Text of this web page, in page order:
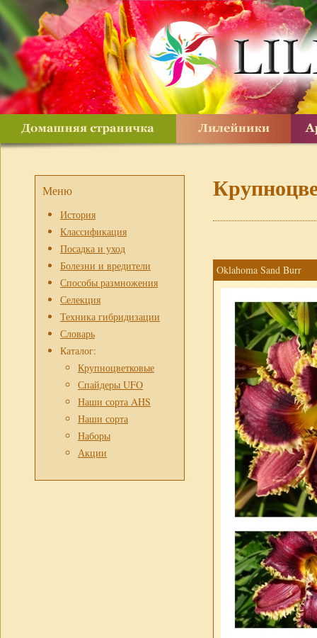
Меню
История
Классификация
Посадка и уход
Болезни и вредители
Способы размножения
Селекция
Техника гибридизации
Словарь
Каталог:
Крупноцветковые
Спайдеры UFO
Наши сорта AHS
Наши сорта
Наборы
Акции
Oklahoma Sand Burr